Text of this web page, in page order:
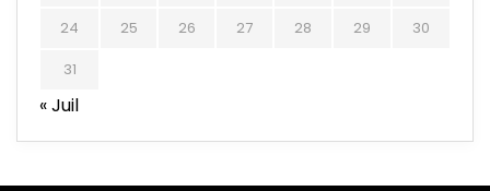
24
25 26 27 28 29
30
31
« Juil